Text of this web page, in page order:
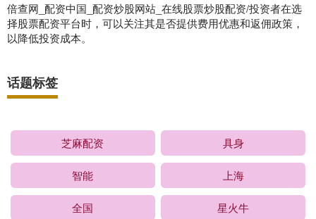
倍查网_配资中国_配资炒股网站_在线股票炒股配资/投资者在选
择股票配资平台时，可以关注其是否提供费用优惠和返佣政策，
以降低投资成本。
话题标签
芝麻配资 具身
智能 上海
全国 星火牛